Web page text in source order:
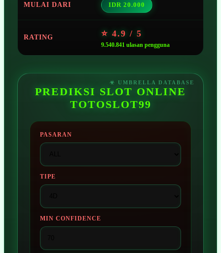
MULAI DARI IDR 20.000
RATING ⭐ 4.9 / 5
9.540.841 ulasan pengguna
PREDIKSI SLOT ONLINE
TOTOSLOT99
PASARAN
TIPE
MIN CONFIDENCE